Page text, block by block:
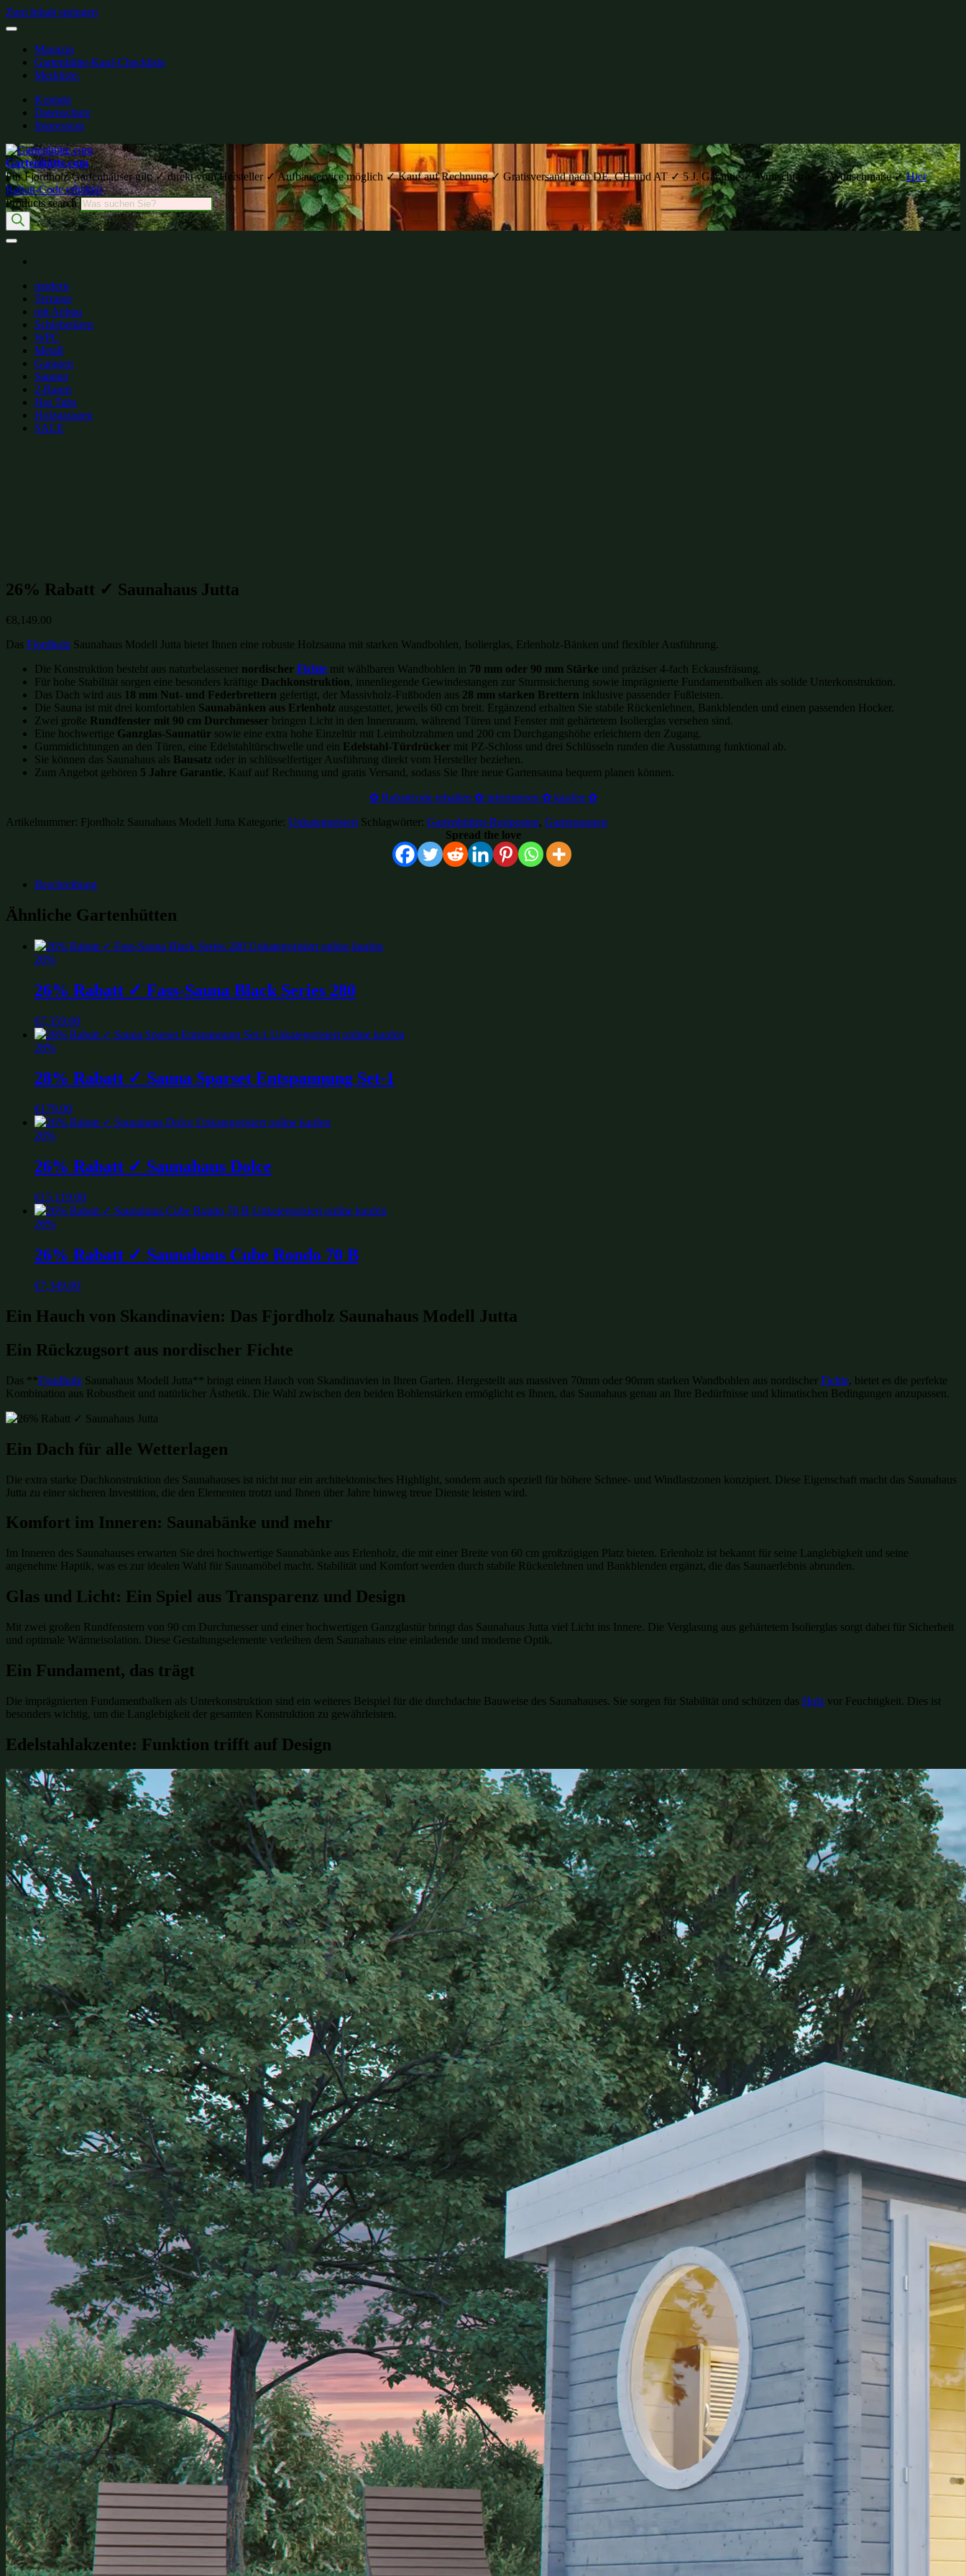
Zum Inhalt springen
Magazin
Gartenhütte-Kauf-Checkliste
Merkliste:
Kontakt
Datenschutz
Impressum
Gartenhütte.com
Für Fjordholz-Gartenhäuser gilt: ✓ direkt vom Hersteller ✓ Aufbauservice möglich ✓ Kauf auf Rechnung ✓ Gratisversand nach DE, CH und AT ✓ 5 J. Garantie ✓ Wunschfarbe ✓ Wunschmaße ✓Hier
Rabatt-Code erhalten
Products search
modern
Terrasse
mit Anbau
Schiebetüren
WPC
Metall
Garagen
Saunen
2-Raum
Hot Tubs
Holzgaragen
SALE
26% Rabatt ✓ Saunahaus Jutta
€8,149.00
Das Fjordholz Saunahaus Modell Jutta bietet Ihnen eine robuste Holzsauna mit starken Wandbohlen, Isolierglas, Erlenholz-Bänken und flexibler Ausführung.
Die Konstruktion besteht aus naturbelassener nordischer Fichte mit wählbaren Wandbohlen in 70 mm oder 90 mm Stärke und präziser 4-fach Eckausfräsung.
Für hohe Stabilität sorgen eine besonders kräftige Dachkonstruktion, innenliegende Gewindestangen zur Sturmsicherung sowie imprägnierte Fundamentbalken als solide Unterkonstruktion.
Das Dach wird aus 18 mm Nut- und Federbrettern gefertigt, der Massivholz-Fußboden aus 28 mm starken Brettern inklusive passender Fußleisten.
Die Sauna ist mit drei komfortablen Saunabänken aus Erlenholz ausgestattet, jeweils 60 cm breit. Ergänzend erhalten Sie stabile Rückenlehnen, Bankblenden und einen passenden Hocker.
Zwei große Rundfenster mit 90 cm Durchmesser bringen Licht in den Innenraum, während Türen und Fenster mit gehärtetem Isolierglas versehen sind.
Eine hochwertige Ganzglas-Saunatür sowie eine extra hohe Einzeltür mit Leimholzrahmen und 200 cm Durchgangshöhe erleichtern den Zugang.
Gummidichtungen an den Türen, eine Edelstahltürschwelle und ein Edelstahl-Türdrücker mit PZ-Schloss und drei Schlüsseln runden die Ausstattung funktional ab.
Sie können das Saunahaus als Bausatz oder in schlüsselfertiger Ausführung direkt vom Hersteller beziehen.
Zum Angebot gehören 5 Jahre Garantie, Kauf auf Rechnung und gratis Versand, sodass Sie Ihre neue Gartensauna bequem planen können.
✿ Rabattcode erhalten ✿ informieren ✿ kaufen ✿
Artikelnummer: Fjordholz Saunahaus Modell Jutta Kategorie: Unkategorisiert Schlagwörter: Gartenhütten-Restposten, Gartensaunen
Spread the love
Beschreibung
Ähnliche Gartenhütten
26%
26% Rabatt ✓ Fass-Sauna Black Series 280
€7,359.00
28%
28% Rabatt ✓ Sauna Sparset Entspannung Set-1
€179.00
26%
26% Rabatt ✓ Saunahaus Dolce
€15,119.00
26%
26% Rabatt ✓ Saunahaus Cube Rondo 70 B
€7,349.00
Ein Hauch von Skandinavien: Das Fjordholz Saunahaus Modell Jutta
Ein Rückzugsort aus nordischer Fichte
Das **Fjordholz Saunahaus Modell Jutta** bringt einen Hauch von Skandinavien in Ihren Garten. Hergestellt aus massiven 70mm oder 90mm starken Wandbohlen aus nordischer Fichte, bietet es die perfekte
Kombination aus Robustheit und natürlicher Ästhetik. Die Wahl zwischen den beiden Bohlenstärken ermöglicht es Ihnen, das Saunahaus genau an Ihre Bedürfnisse und klimatischen Bedingungen anzupassen.
Ein Dach für alle Wetterlagen
Die extra starke Dachkonstruktion des Saunahauses ist nicht nur ein architektonisches Highlight, sondern auch speziell für höhere Schnee- und Windlastzonen konzipiert. Diese Eigenschaft macht das Saunahaus
Jutta zu einer sicheren Investition, die den Elementen trotzt und Ihnen über Jahre hinweg treue Dienste leisten wird.
Komfort im Inneren: Saunabänke und mehr
Im Inneren des Saunahauses erwarten Sie drei hochwertige Saunabänke aus Erlenholz, die mit einer Breite von 60 cm großzügigen Platz bieten. Erlenholz ist bekannt für seine Langlebigkeit und seine
angenehme Haptik, was es zur idealen Wahl für Saunamöbel macht. Stabilität und Komfort werden durch stabile Rückenlehnen und Bankblenden ergänzt, die das Saunaerlebnis abrunden.
Glas und Licht: Ein Spiel aus Transparenz und Design
Mit zwei großen Rundfenstern von 90 cm Durchmesser und einer hochwertigen Ganzglastür bringt das Saunahaus Jutta viel Licht ins Innere. Die Verglasung aus gehärtetem Isolierglas sorgt dabei für Sicherheit
und optimale Wärmeisolation. Diese Gestaltungselemente verleihen dem Saunahaus eine einladende und moderne Optik.
Ein Fundament, das trägt
Die imprägnierten Fundamentbalken als Unterkonstruktion sind ein weiteres Beispiel für die durchdachte Bauweise des Saunahauses. Sie sorgen für Stabilität und schützen das Holz vor Feuchtigkeit. Dies ist
besonders wichtig, um die Langlebigkeit der gesamten Konstruktion zu gewährleisten.
Edelstahlakzente: Funktion trifft auf Design